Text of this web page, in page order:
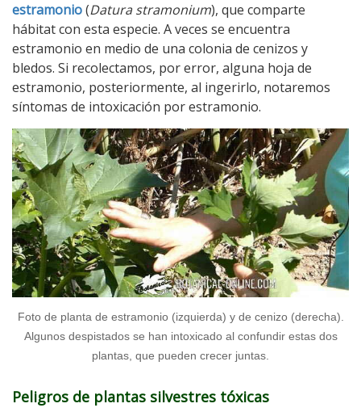
estramonio(Datura stramonium), que comparte
hábitat con esta especie. A veces se encuentra
estramonio en medio de una colonia de cenizos y
bledos. Si recolectamos, por error, alguna hoja de
estramonio, posteriormente, al ingerirlo, notaremos
síntomas de intoxicación por estramonio.
Foto de planta de estramonio (izquierda) y de cenizo (derecha).
Algunos despistados se han intoxicado al confundir estas dos
plantas, que pueden crecer juntas.
Peligros de plantas silvestres tóxicas